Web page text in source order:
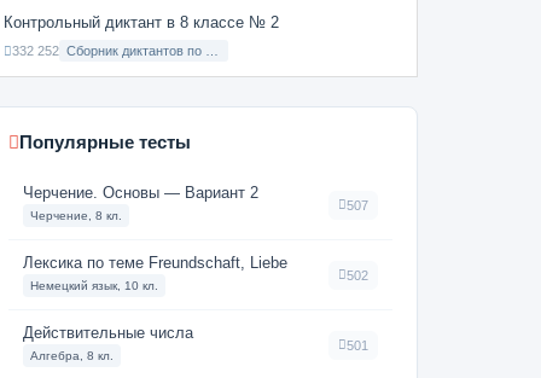
Контрольный диктант в 8 классе № 2
332 252
Популярные тесты
Черчение. Основы — Вариант 2
Черчение, 8 кл.
507
Лексика по теме Freundschaft, Liebe
Немецкий язык, 10 кл.
502
Действительные числа
Алгебра, 8 кл.
501